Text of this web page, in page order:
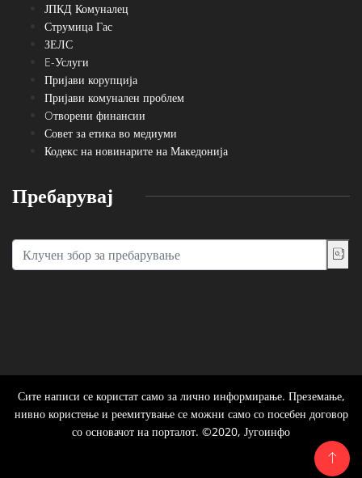
ЈПКД Комуналец
Струмица Гас
ЗЕЛС
E-Услуги
Пријави корупција
Пријави комунален проблем
Oтворени финансии
Совет за етика во медиуми
Кодекс на новинарите на Македонија
Пребарувај
Сите написи се користат само за лично информирање. Преземање,
нивно користење и реемитување се можни само со посебен договор
со основачот на порталот. ©2020, Југоинфо